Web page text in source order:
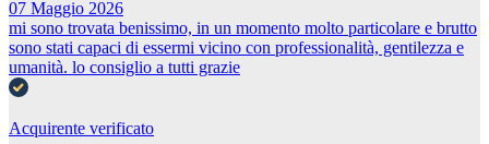
07 Maggio 2026
mi sono trovata benissimo, in un momento molto particolare e brutto
sono stati capaci di essermi vicino con professionalità, gentilezza e
umanità. lo consiglio a tutti grazie
Acquirente verificato